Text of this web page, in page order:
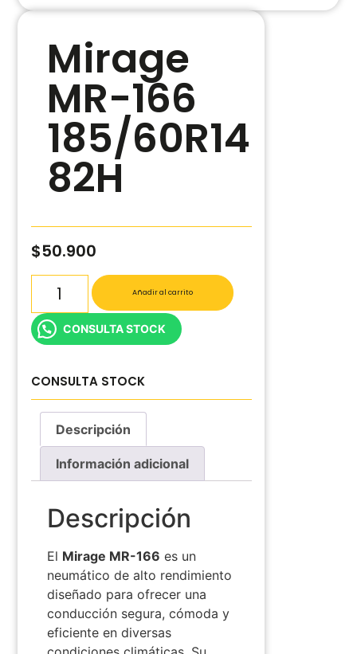
Mirage
MR-166
185/60R14
82H
$50.900
Añadir al carrito
CONSULTA STOCK
CONSULTA STOCK
Descripción
Información adicional
Descripción
El Mirage MR-166 es un
neumático de alto rendimiento
diseñado para ofrecer una
conducción segura, cómoda y
eficiente en diversas